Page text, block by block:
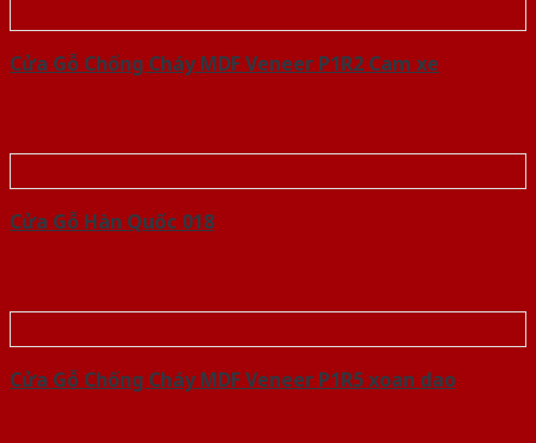
Cửa Gỗ Chống Cháy MDF Veneer P1R2 Cam xe
Cửa Gỗ Hàn Quốc 018
Cửa Gỗ Chống Cháy MDF Veneer P1R5 xoan dao